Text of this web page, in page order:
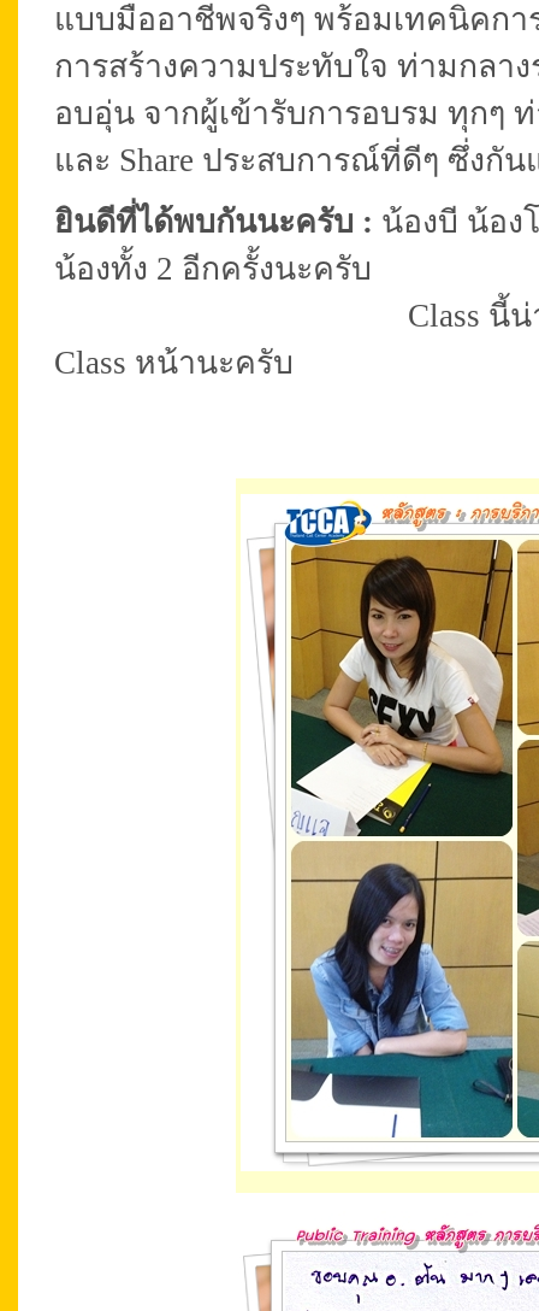
แบบมืออาชีพจริงๆ พร้อมเทคนิคกา
การสร้างความประทับใจ ท่ามกล
อบอุ่น จากผู้เข้ารับการอบรม ทุกๆ
และ Share ประสบการณ์ที่ดีๆ ซึ่งกัน
ยินดีที่ได้พบกันนะครับ : น้องบี น้อ
น้องทั้ง 2 อีกครั้งนะครับ
Class นี้น่ารักทุกๆ คน
Class หน้านะครับ